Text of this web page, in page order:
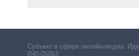
Субъект в сфере онлайн-медиа.
R40-05063